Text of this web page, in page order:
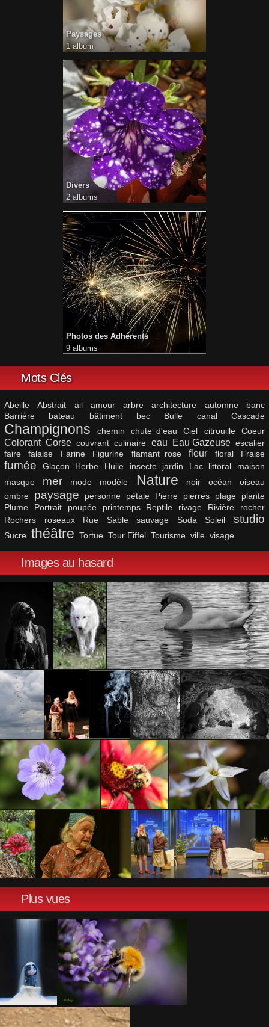
Paysages
1 album
Divers
2 albums
Photos des Adhérents
9 albums
Mots Clés
Abeille Abstrait ail amour arbre architecture automne
banc
Barrière
bateau bâtiment bec Bulle canal Cascade
Champignons chemin chute d'eau Ciel citrouille Coeur
Colorant Corse couvrant culinaire eau Eau Gazeuse escalier
faire
falaise Farine Figurine flamant rose fleur floral Fraise
fumée Glaçon Herbe Huile insecte jardin Lac littoral
maison
masque
mer mode modèle Nature noir océan
oiseau
ombre
paysage personne pétale Pierre pierres plage
plante
Plume
Portrait poupée printemps Reptile rivage Rivière
rocher
Rochers
roseaux Rue Sable sauvage Soda Soleil studio
Sucre théâtre Tortue Tour Eiffel Tourisme ville visage
Images au hasard
Plus vues